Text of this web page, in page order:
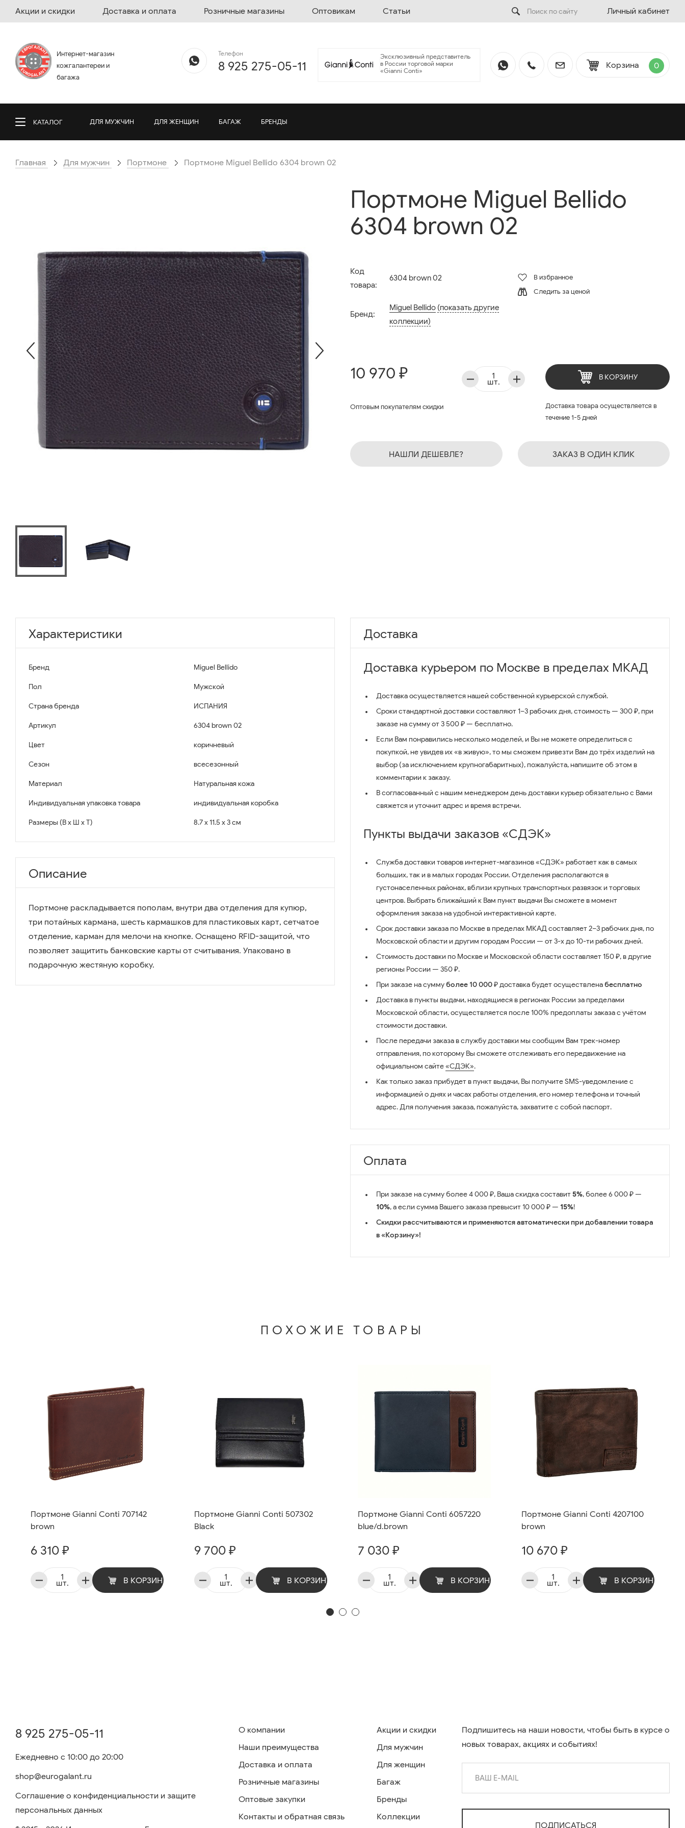
Акции и скидки Доставка и оплата Розничные магазины Оптовикам Статьи Личный кабинет
Интернет-магазин
кожгалантереи и
багажа
Телефон
8 925 275-05-11
Эксклюзивный представитель
в России торговой марки
«Gianni Conti»
Корзина 0
КАТАЛОГ ДЛЯ МУЖЧИН ДЛЯ ЖЕНЩИН БАГАЖ БРЕНДЫ
Главная Для мужчин Портмоне Портмоне Miguel Bellido 6304 brown 02
Портмоне Miguel Bellido
6304 brown 02
Код
товара:
6304 brown 02
Бренд:
Miguel Bellido (показать другие
коллекции)
В избранное
Следить за ценой
10 970 ₽
Оптовым покупателям скидки
шт. В КОРЗИНУ
Доставка товара осуществляется в
течение 1-5 дней
НАШЛИ ДЕШЕВЛЕ? ЗАКАЗ В ОДИН КЛИК
Характеристики
Бренд Miguel Bellido
Пол Мужской
Страна бренда ИСПАНИЯ
Артикул 6304 brown 02
Цвет коричневый
Сезон всесезонный
Материал Натуральная кожа
Индивидуальная упаковка товара индивидуальная коробка
Размеры (В x Ш x Т) 8.7 x 11.5 x 3 см
Описание
Портмоне раскладывается пополам, внутри два отделения для купюр,
три потайных кармана, шесть кармашков для пластиковых карт, сетчатое
отделение, карман для мелочи на кнопке. Оснащено RFID-защитой, что
позволяет защитить банковские карты от считывания. Упаковано в
подарочную жестяную коробку.
Доставка
Доставка курьером по Москве в пределах МКАД
Доставка осуществляется нашей собственной курьерской службой.
Сроки стандартной доставки составляют 1–3 рабочих дня, стоимость — 300 ₽, при
заказе на сумму от 3 500 ₽ — бесплатно.
Если Вам понравились несколько моделей, и Вы не можете определиться с
покупкой, не увидев их «в живую», то мы сможем привезти Вам до трёх изделий на
выбор (за исключением крупногабаритных), пожалуйста, напишите об этом в
комментарии к заказу.
В согласованный с нашим менеджером день доставки курьер обязательно с Вами
свяжется и уточнит адрес и время встречи.
Пункты выдачи заказов «СДЭК»
Служба доставки товаров интернет-магазинов «СДЭК» работает как в самых
больших, так и в малых городах России. Отделения располагаются в
густонаселенных районах, вблизи крупных транспортных развязок и торговых
центров. Выбрать ближайший к Вам пункт выдачи Вы сможете в момент
оформления заказа на удобной интерактивной карте.
Срок доставки заказа по Москве в пределах МКАД составляет 2–3 рабочих дня, по
Московской области и другим городам России — от 3-х до 10-ти рабочих дней.
Стоимость доставки по Москве и Московской области составляет 150 ₽, в другие
регионы России — 350 ₽.
При заказе на суммуболее 10 000 ₽доставка будет осуществленабесплатно
Доставка в пункты выдачи, находящиеся в регионах России за пределами
Московской области, осуществляется после 100% предоплаты заказа с учётом
стоимости доставки.
После передачи заказа в службу доставки мы сообщим Вам трек-номер
отправления, по которому Вы сможете отслеживать его передвижение на
официальном сайте«СДЭК».
Как только заказ прибудет в пункт выдачи, Вы получите SMS-уведомление с
информацией о днях и часах работы отделения, его номер телефона и точный
адрес. Для получения заказа, пожалуйста, захватите с собой паспорт.
Оплата
При заказе на сумму более 4 000 ₽, Ваша скидка составит5%, более 6 000 ₽ —
10%, а если сумма Вашего заказа превысит 10 000 ₽ — 15%!
Скидки рассчитываются и применяются автоматически при добавлении товара
в «Корзину»!
ПОХОЖИЕ ТОВАРЫ
Портмоне Gianni Conti 707142
brown
6 310 ₽
шт. В КОРЗИНУ
Портмоне Gianni Conti 507302
Black
9 700 ₽
шт. В КОРЗИНУ
Портмоне Gianni Conti 6057220
blue/d.brown
7 030 ₽
шт. В КОРЗИНУ
Портмоне Gianni Conti 4207100
brown
10 670 ₽
шт. В КОРЗИНУ
8 925 275-05-11
Ежедневно с 10:00 до 20:00
shop@eurogalant.ru
Соглашение о конфиденциальности и защите
персональных данных
О компании
Наши преимущества
Доставка и оплата
Розничные магазины
Оптовые закупки
Контакты и обратная связь
Акции и скидки
Для мужчин
Для женщин
Багаж
Бренды
Коллекции
Подпишитесь на наши новости, чтобы быть в курсе о
новых товарах, акциях и событиях!